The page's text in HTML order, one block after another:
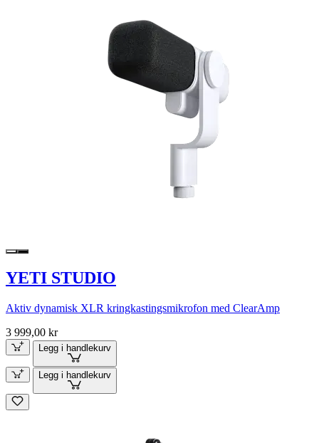
YETI STUDIO
Aktiv dynamisk XLR kringkastingsmikrofon med ClearAmp
3 999,00 kr
Legg i handlekurv
Legg i handlekurv